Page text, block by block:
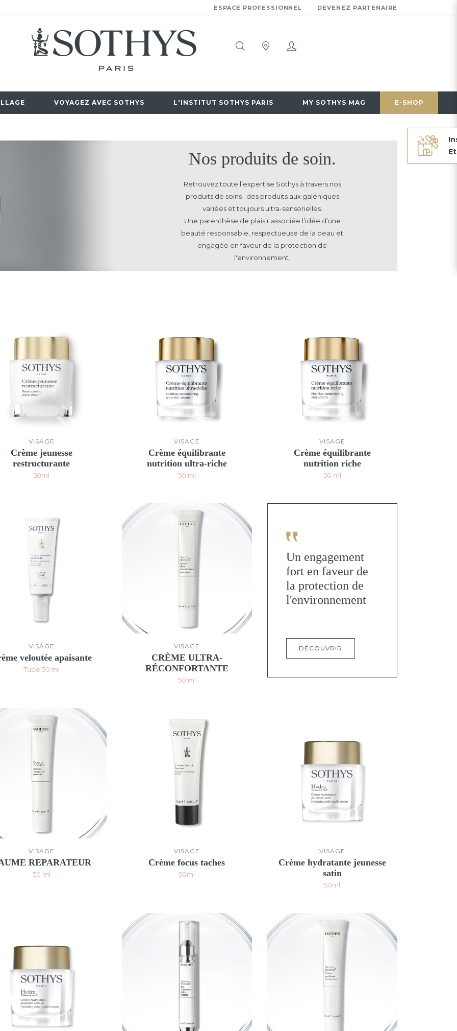
ESPACE PROFESSIONNEL DEVENEZ PARTENAIRE
VOYAGEZ AVEC SOTHYS L'INSTITUT SOTHYS PARIS MY SOTHYS MAG E-SHOP
Nos produits de soin.
Retrouvez toute l’expertise Sothys à travers nos
produits de soins : des produits aux galéniques
variées et toujours ultra-sensorielles.
Une parenthèse de plaisir associée l’idée d’une
beauté responsable, respectueuse de la peau et
engagée en faveur de la protection de
l'environnement.
VISAGE
Crème jeunesse
restructurante
50ml
VISAGE
Crème équilibrante
nutrition ultra-riche
50 ml
VISAGE
Crème équilibrante
nutrition riche
50 ml
VISAGE
veloutée apaisante
Tube 50 ml
VISAGE
CRÈME ULTRA-
RÉCONFORTANTE
50 ml
Un engagement
fort en faveur de
la protection de
l'environnement
DÉCOUVRIR
VISAGE
REPARATEUR
50 ml
VISAGE
Crème focus taches
50ml
VISAGE
Crème hydratante jeunesse
satin
50ml